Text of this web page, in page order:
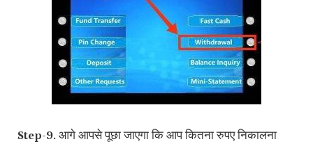
Step-9. आगे आपसे पूछा जाएगा कि आप कितना रुपए निकालना